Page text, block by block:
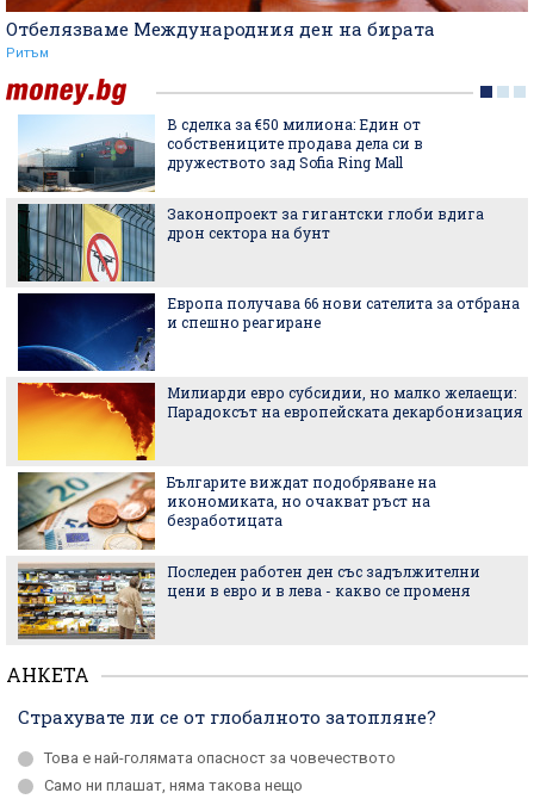
Отбелязваме Международния ден на бирата
Ритъм
В сделка за €50 милиона: Един от
собствениците продава дела си в
дружеството зад Sofia Ring Mall
Законопроект за гигантски глоби вдига
дрон сектора на бунт
Европа получава 66 нови сателита за отбрана
и спешно реагиране
Милиарди евро субсидии, но малко желаещи:
Парадоксът на европейската декарбонизация
Българите виждат подобряване на
икономиката, но очакват ръст на
безработицата
Последен работен ден със задължителни
цени в евро и в лева - какво се променя
АНКЕТА
Страхувате ли се от глобалното затопляне?
Това е най-голямата опасност за човечеството
Само ни плашат, няма такова нещо